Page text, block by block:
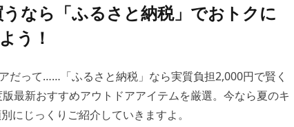
うなら「ふるさと納税」でおトクに
う！
だって……「ふるさと納税」なら実質負担2,000円で賢く
最新おすすめアウトドアアイテムを厳選。今なら夏のキ
にじっくりご紹介していきますよ。